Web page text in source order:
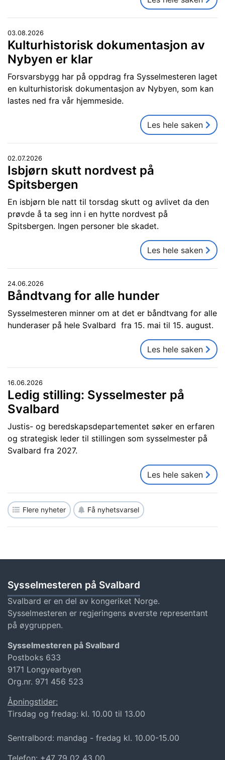
03.08.2026
Kulturhistorisk dokumentasjon av
Nybyen er klar
Forsvarsbygg har på oppdrag fra Sysselmesteren laget
en kulturhistorisk dokumentasjon av Nybyen, som kan
lastes ned fra vår hjemmeside.
Les hele saken
02.07.2026
Isbjørn skutt nordvest på
Spitsbergen
En isbjørn ble natt til torsdag skutt og avlivet da den
prøvde å ta seg inn i en hytte nordvest på
Spitsbergen. Ingen personer ble skadet.
Les hele saken
24.06.2026
Båndtvang for alle hunder
Sysselmesteren minner om at det er båndtvang for alle
hunderaser på hele Svalbard fra 15. mai til 15. august.
Les hele saken
16.06.2026
Ledig stilling: Sysselmester på
Svalbard
Justis- og beredskapsdepartementet søker en erfaren
og strategisk leder til stillingen som sysselmester på
Svalbard fra 2027.
Les hele saken
Flere nyheter Få nyhetsvarsel
Sysselmesteren på Svalbard
Svalbard er en del av kongeriket Norge.
Sysselmesteren er regjeringens øverste representant
på øygruppen.
Sysselmesteren på Svalbard
Postboks 633
9171 Longyearbyen
Org.nr. 971 456 523
Åpningstider:
Tirsdag og fredag: kl. 10.00 til 13.00
Sentralbord: mandag - fredag kl. 10.00-15.00
Telefon: +47 79 02 43 00